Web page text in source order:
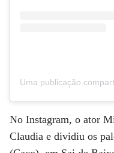
No Instagram, o ator
Claudia e dividiu os